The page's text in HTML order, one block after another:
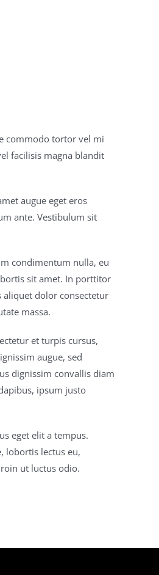
commodo tortor vel mi
facilisis magna blandit
augue eget eros
ante. Vestibulum sit
condimentum nulla, eu
sit amet. In porttitor
dolor consectetur
massa.
et turpis cursus,
augue, sed
dignissim convallis diam
ipsum justo
eget elit a tempus.
lobortis lectus eu,
ut luctus odio.